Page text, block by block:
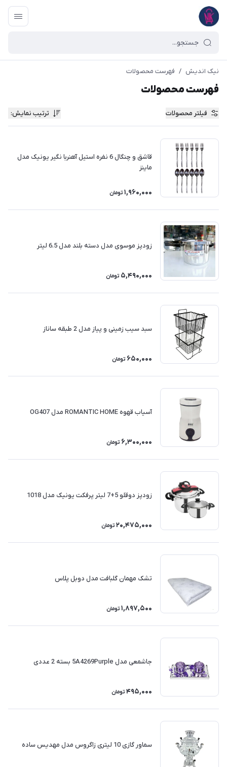
نیک اندیش / فهرست محصولات
فهرست محصولات
فیلتر محصولات ترتیب نمایش:
قاشق و چنگال 6 نفره استیل آهنربا نگیر یونیک مدل
ماینز
1,960,000 تومان
زودپز موسوی مدل دسته بلند مدل 6.5 لیتر
5,490,000 تومان
سبد سیب زمینی و پیاز مدل 2 طبقه ساناز
650,000 تومان
آسیاب قهوه ROMANTIC HOME مدل OG407
6,300,000 تومان
زودپز دوقلو 5+7 لیتر پرفکت یونیک مدل 1018
20,475,000 تومان
تشک مهمان گلبافت مدل دوبل پلاس
1,897,500 تومان
جاشمعی مدل 5A4269Purple بسته 2 عددی
495,000 تومان
سماور گازی 10 لیتری زاگروس مدل مهدیس ساده